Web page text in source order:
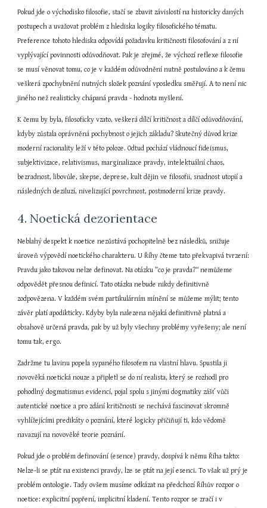
Pokud jde o východisko filosofie, stačí se zbavit závislostí na historicky daných
postupech a uvažovat problém z hlediska logiky filosofického tématu.
Preference tohoto hlediska odpovídá požadavku kritičnosti filosofování a z ní
vyplývající povinnosti odůvodňovat. Pak je zřejmé, že výchozí reflexe filosofie
se musí věnovat tomu, co je v každém odůvodnění nutně postulováno a k čemu
veškerá zpochybnění nutných složek poznání vposledku směřují. A to není nic
jiného než realisticky chápaná pravda - hodnota myšlení.
K čemu by byla, filosoficky vzato, veškerá dílčí kritičnost a dílčí odůvodňování,
kdyby zůstala oprávněná pochybnost o jejich základu? Skutečný důvod krize
moderní racionality leží v této poloze. Odtud pochází vládnoucí fideismus,
subjektivizace, relativismus, marginalizace pravdy, intelektuální chaos,
bezradnost, libovůle, skepse, deprese, kult dějin ve filosofii, snadnost utopií a
následných deziluzí, nivelizující povrchnost, postmoderní krize pravdy.
4. Noetická dezorientace
Neblahý despekt k noetice nezůstává pochopitelně bez následků, snižuje
úroveň výpovědí noetického charakteru. U Říhy čteme tato překvapivá tvrzení:
Pravdu jako takovou nelze definovat. Na otázku ”co je pravda?“ nemůžeme
odpovědět přesnou definicí. Tato otázka nebude nikdy definitivně
zodpovězena. V každém svém partikulárním mínění se můžeme mýlit; tento
závěr platí apodikticky. Kdyby byla nalezena nějaká definitivně platná a
obsahově určená pravda, pak by už byly všechny problémy vyřešeny; ale není
tomu tak, ergo.
Zadržme tu lavinu popela sypaného filosofem na vlastní hlavu. Spustila ji
novověká noetická nouze a připletl se do ní realista, který se rozhodl pro
pohodlný dogmatismus evidencí, pojal spolu s jinými dogmatiky zášť vůči
autentické noetice a pro zdání kritičnosti se nechává fascinovat skromně
vyhlížejícími predikáty o poznání, které logicky přičiňují ti, kdo vědomě
navazují na novověké teorie poznání.
Pokud jde o problém definování (esence) pravdy, dospívá k němu Říha takto:
Nelze-li se ptát na existenci pravdy, lze se ptát na její esenci. To však už prý je
problém ontologie. Tady ovšem musíme odkázat na předchozí Říhův rozpor o
noetice: explicitní popření, implicitní kladení. Tento rozpor se zračí i v